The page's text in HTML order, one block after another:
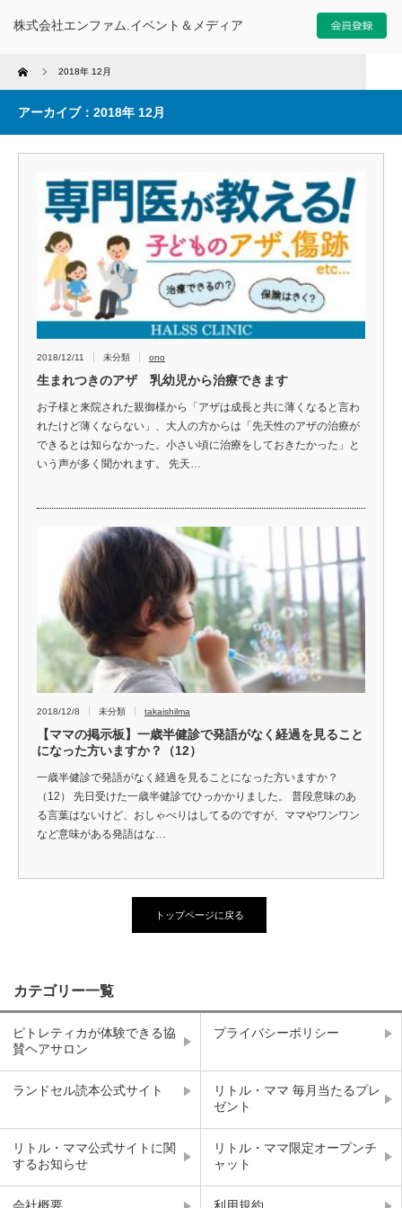
株式会社エンファム.イベント＆メディア
Home 2018年 12月
アーカイブ：2018年 12月
2018/12/11 未分類 ono
生まれつきのアザ 乳幼児から治療できます
お子様と来院された親御様から「アザは成長と共に薄くなると言わ
れたけど薄くならない」、大人の方からは「先天性のアザの治療が
できるとは知らなかった。小さい頃に治療をしておきたかった」と
いう声が多く聞かれます。 先天…
2018/12/8 未分類 takaishilma
【ママの掲示板】一歳半健診で発語がなく経過を見ること
になった方いますか？（12）
一歳半健診で発語がなく経過を見ることになった方いますか？
（12） 先日受けた一歳半健診でひっかかりました。 普段意味のあ
る言葉はないけど、おしゃべりはしてるのですが、ママやワンワン
など意味がある発語はな…
トップページに戻る
カテゴリー一覧
ピトレティカが体験できる協
賛ヘアサロン
プライバシーポリシー
ランドセル読本公式サイト
リトル・ママ 毎月当たるプレ
ゼント
リトル・ママ公式サイトに関
するお知らせ
リトル・ママ限定オープンチ
ャット